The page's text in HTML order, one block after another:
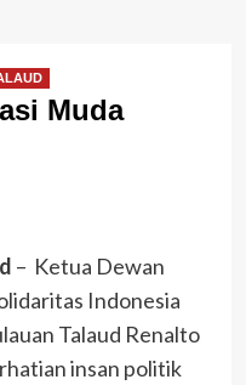
Muda
– Ketua Dewan
Indonesia
Talaud Renalto
insan politik